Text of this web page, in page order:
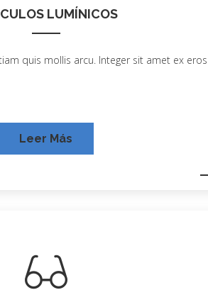
LUMÍNICOS
quis mollis arcu. Integer sit amet ex eros
Leer Más